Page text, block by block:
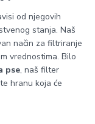
od njegovih
stanja. Naš
način za filtriranje
vrednostima. Bilo
pse, naš filter
hranu koja će